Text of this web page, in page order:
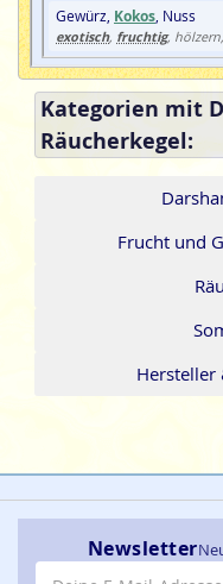
Gewürz, Kokos , Nuss
exotisch, fruchtig,
Kategorien mit
Räucherkegel:
Frucht und
Hersteller
Newsletter
E-Mail-Adresse